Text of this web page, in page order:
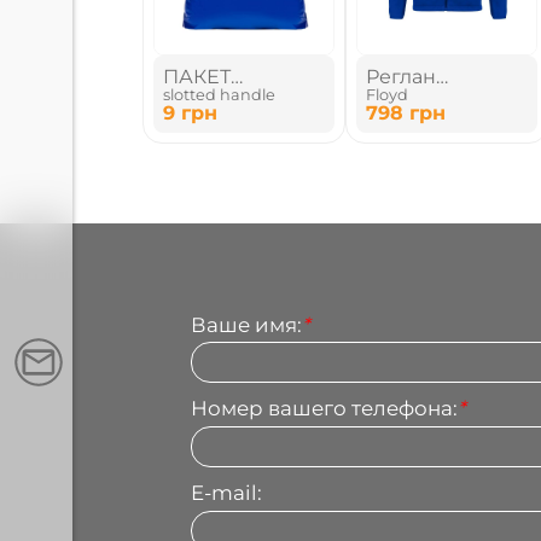
ПАКЕТ
ПОЛИЭТИЛЕНОВЫЙ
slotted handle
9 грн
Реглан
флисовый на
молнии
Floyd
798 грн
Ваше имя:*
Номер вашего телефона:*
E-mail: